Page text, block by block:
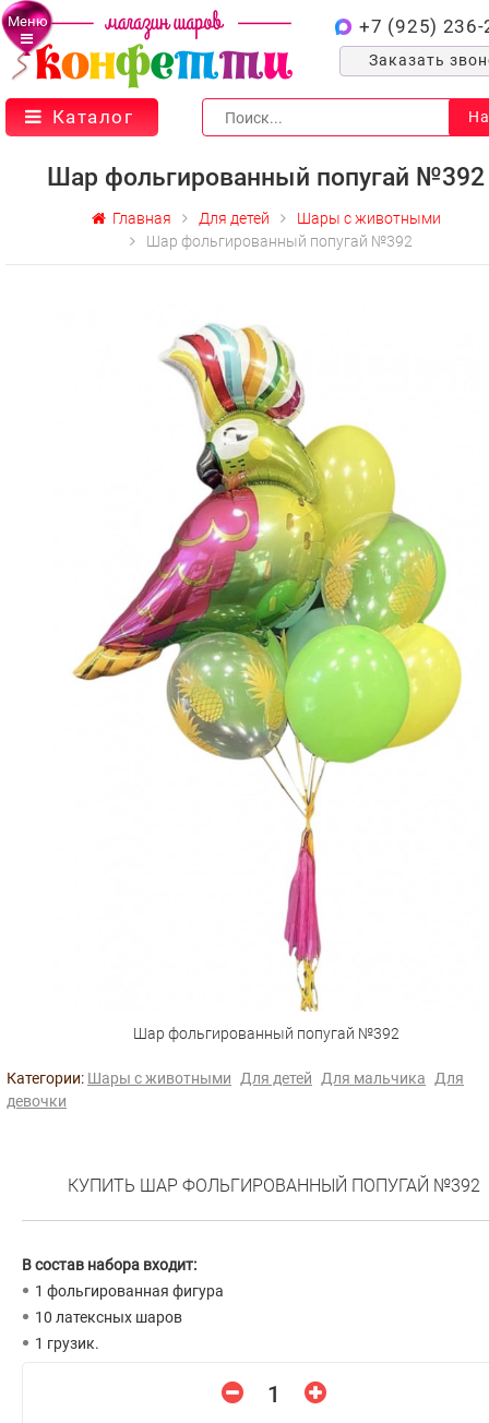
Меню +7 (925) 236-
Заказать
Каталог
Шар фольгированный попугай №392
Главная Для детей
Шары с животными
Шар фольгированный попугай №392
Шар фольгированный попугай №392
Категории: Шары с животными Для детей Для мальчика
Для
девочки
КУПИТЬ ШАР ФОЛЬГИРОВАННЫЙ ПОПУГАЙ №392
В состав набора входит:
1 фольгированная фигура
10 латексных шаров
1 грузик.